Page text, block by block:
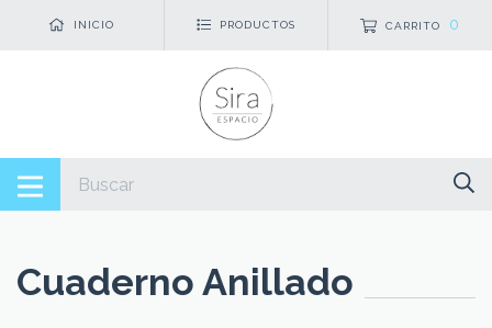
INICIO PRODUCTOS CARRITO 0
Cuaderno Anillado